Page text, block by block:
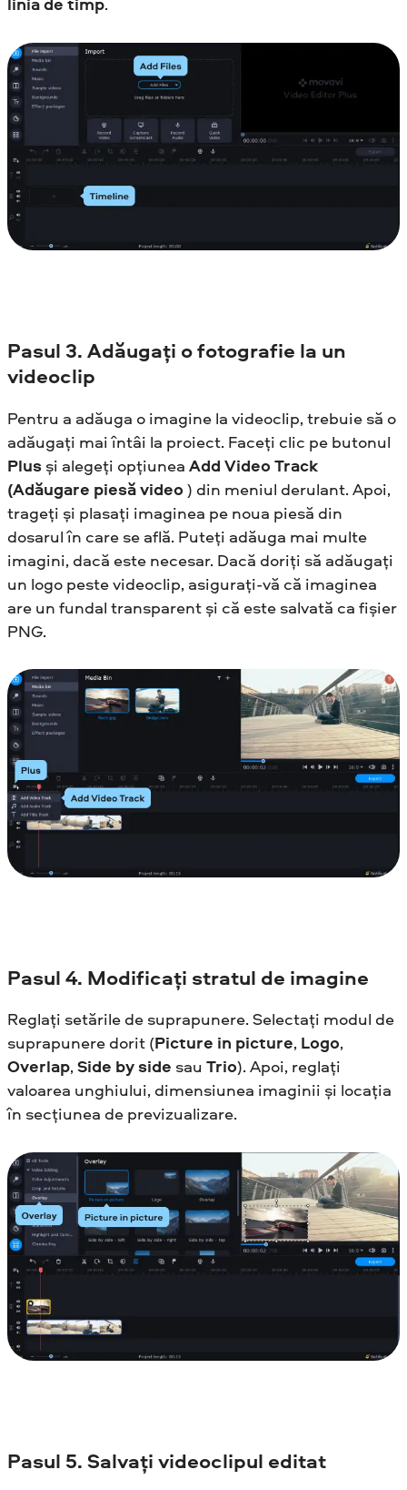
Pasul 3. Adăugați o fotografie la un
videoclip
Pentru a adăuga o imagine la videoclip, trebuie să o
adăugați mai întâi la proiect. Faceți clic pe butonul
Plus și alegeți opțiunea Add Video Track
(Adăugare piesă video ) din meniul derulant. Apoi,
trageți și plasați imaginea pe noua piesă din
dosarul în care se află. Puteți adăuga mai multe
imagini, dacă este necesar. Dacă doriți să adăugați
un logo peste videoclip, asigurați-vă că imaginea
are un fundal transparent și că este salvată ca fișier
PNG.
Pasul 4. Modificați stratul de imagine
Reglați setările de suprapunere. Selectați modul de
suprapunere dorit (Picture in picture, Logo,
Overlap, Side by side sau Trio). Apoi, reglați
valoarea unghiului, dimensiunea imaginii și locația
în secțiunea de previzualizare.
Pasul 5. Salvați videoclipul editat